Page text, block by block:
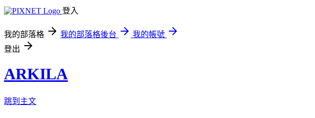
登入
我的部落格 我的部落格後台
我的帳號
登出
ARKILA
跳到主文